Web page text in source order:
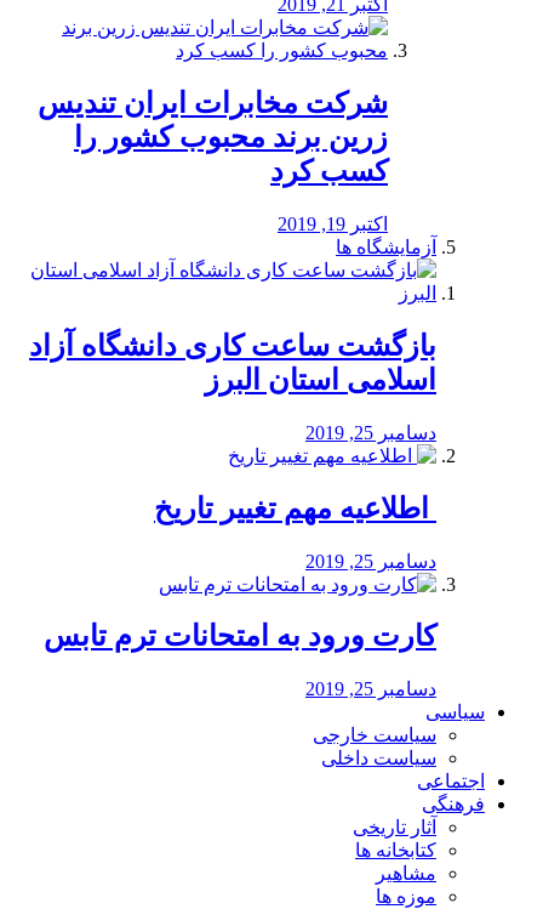
اکتبر 21, 2019
شرکت مخابرات ایران تندیس
زرین برند محبوب کشور را
کسب کرد
اکتبر 19, 2019
آزمایشگاه ها
بازگشت ساعت کاری دانشگاه آزاد
اسلامی استان البرز
دسامبر 25, 2019
️ اطلاعیه مهم تغییر تاریخ
دسامبر 25, 2019
کارت ورود به امتحانات ترم تابس
دسامبر 25, 2019
سیاسی
سیاست خارجی
سیاست داخلی
اجتماعی
فرهنگی
آثار تاریخی
کتابخانه ها
مشاهیر
موزه ها